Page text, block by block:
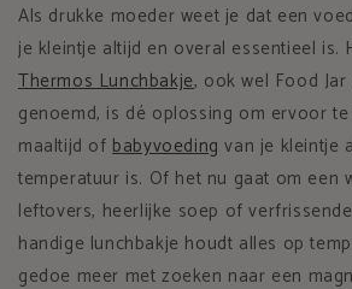
Als drukke moeder weet je dat een
je kleintje altijd en overal essentieel is.
Thermos Lunchbakje, ook wel Food
genoemd, is dé oplossing om ervoor
maaltijd ofbabyvoeding van je kleintje
temperatuur is. Of het nu gaat om een
leftovers, heerlijke soep of
handige lunchbakje houdt alles op
gedoe meer met zoeken naar een